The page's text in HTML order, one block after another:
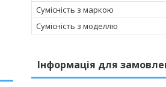
Сумісність з маркою
Сумісність з моделлю
Інформація для